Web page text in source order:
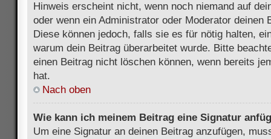
Hinweis erscheint nicht, wenn noch niemand auf
oder wenn ein Administrator oder Moderator deinen
Diese können jedoch, falls sie es für nötig halten,
warum dein Beitrag überarbeitet wurde. Bitte
einen Beitrag nicht löschen können, wenn bereits
hat.
Nach oben
Wie kann ich meinem Beitrag eine Signatur
Um eine Signatur an deinen Beitrag anzufügen,